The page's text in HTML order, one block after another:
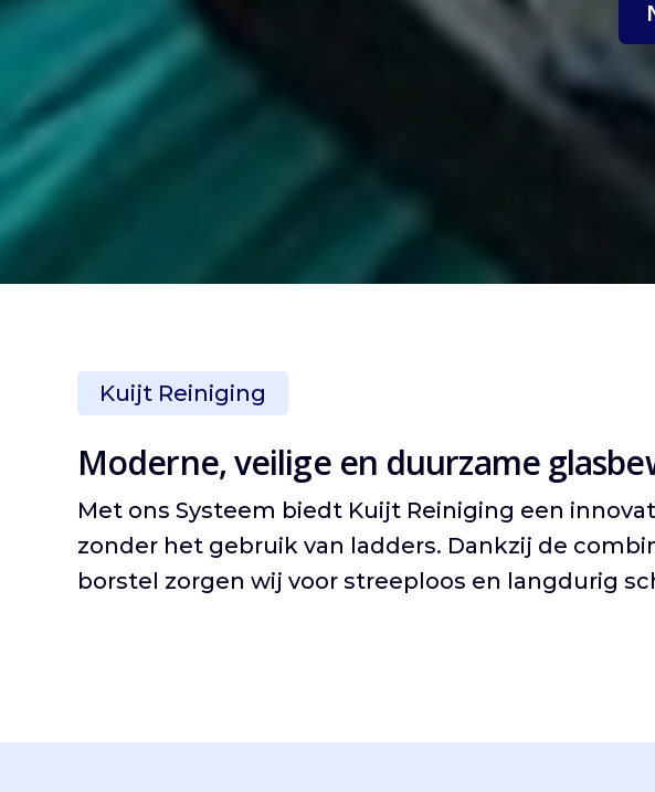
Kuijt Reiniging
Moderne, veilige en duurzame
Met ons Systeem biedt Kuijt Reiniging een
zonder het gebruik van ladders. Dankzij de
borstel zorgen wij voor streeploos en langdurig